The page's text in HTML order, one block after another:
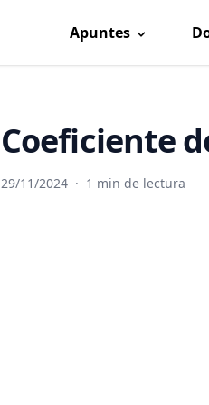
Apuntes
Coeficiente
29/11/2024 · 1 min de lectura